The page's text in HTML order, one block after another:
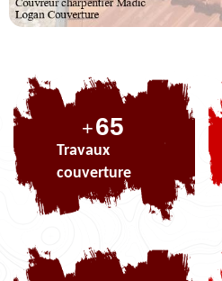
+84
Travaux
couverture